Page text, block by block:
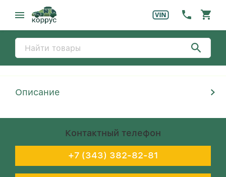
Описание
Контактный телефон
+7 (343) 382-82-81